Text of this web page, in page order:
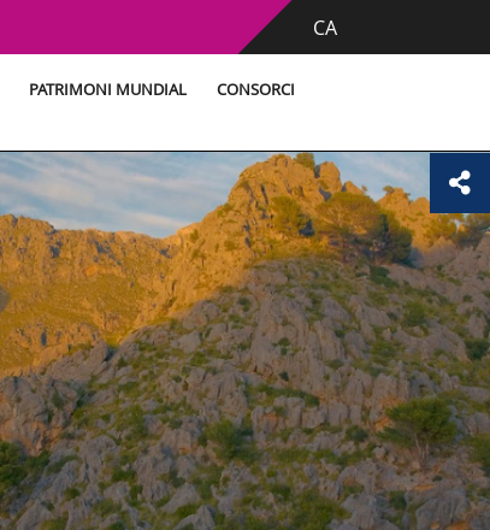
CA
PATRIMONI MUNDIAL CONSORCI